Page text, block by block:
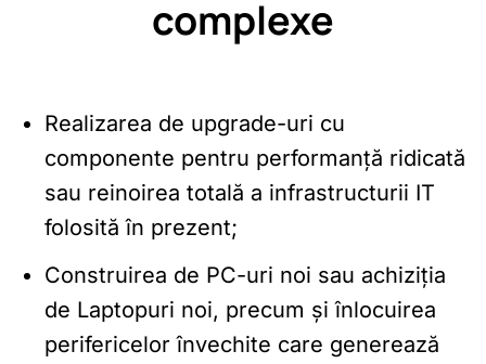
complexe
Realizarea de upgrade-uri cu
componente pentru performanță ridicată
sau reinoirea totală a infrastructurii IT
folosită în prezent;
Construirea de PC-uri noi sau achiziția
de Laptopuri noi, precum și înlocuirea
perifericelor învechite care generează